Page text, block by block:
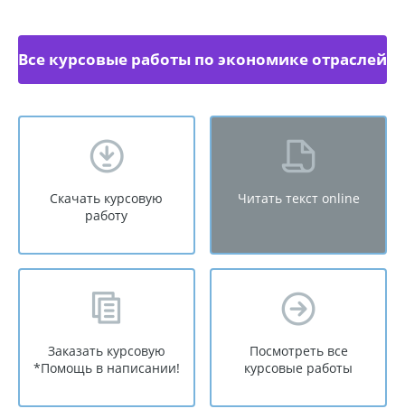
Все курсовые работы по экономике отраслей
Скачать курсовую
работу
Читать текст online
Заказать курсовую
*Помощь в написании!
Посмотреть все
курсовые работы